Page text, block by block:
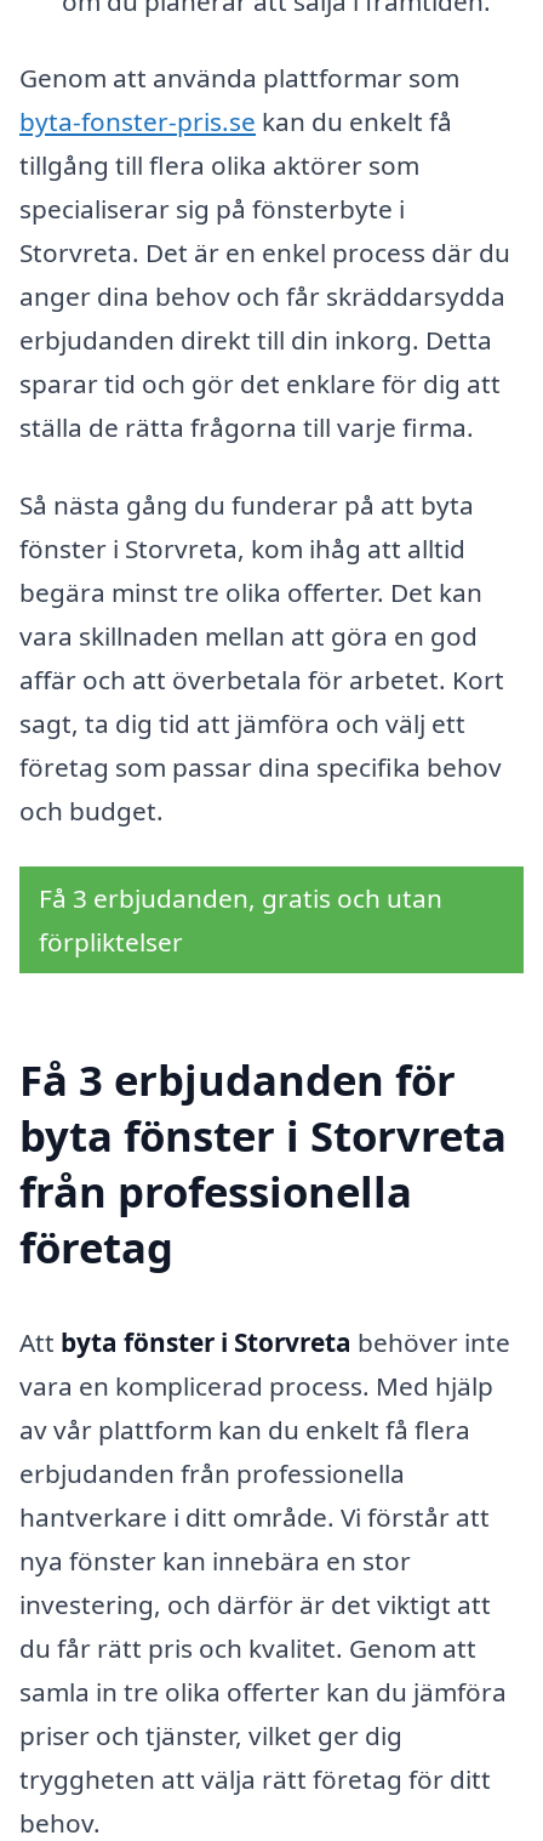
Genom att använda plattformar som
byta-fonster-pris.se kan du enkelt få
tillgång till flera olika aktörer som
specialiserar sig på fönsterbyte i
Storvreta. Det är en enkel process där du
anger dina behov och får skräddarsydda
erbjudanden direkt till din inkorg. Detta
sparar tid och gör det enklare för dig att
ställa de rätta frågorna till varje firma.
Så nästa gång du funderar på att byta
fönster i Storvreta, kom ihåg att alltid
begära minst tre olika offerter. Det kan
vara skillnaden mellan att göra en god
affär och att överbetala för arbetet. Kort
sagt, ta dig tid att jämföra och välj ett
företag som passar dina specifika behov
och budget.
Få 3 erbjudanden, gratis och utan
förpliktelser
Få 3 erbjudanden för
byta fönster i Storvreta
från professionella
företag
Att byta fönster i Storvreta behöver inte
vara en komplicerad process. Med hjälp
av vår plattform kan du enkelt få flera
erbjudanden från professionella
hantverkare i ditt område. Vi förstår att
nya fönster kan innebära en stor
investering, och därför är det viktigt att
du får rätt pris och kvalitet. Genom att
samla in tre olika offerter kan du jämföra
priser och tjänster, vilket ger dig
tryggheten att välja rätt företag för ditt
behov.